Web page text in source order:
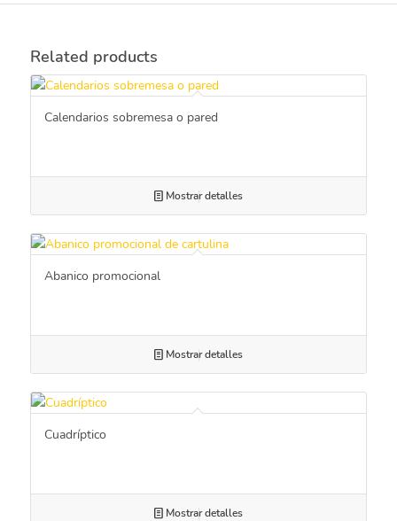
Related products
Calendarios sobremesa o pared
Mostrar detalles
Abanico promocional
Mostrar detalles
Cuadríptico
Mostrar detalles